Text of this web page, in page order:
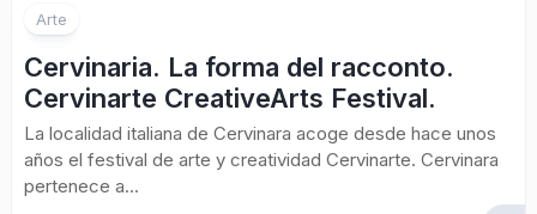
Arte
Cervinaria. La forma del racconto.
Cervinarte CreativeArts Festival.
La localidad italiana de Cervinara acoge desde hace unos
años el festival de arte y creatividad Cervinarte. Cervinara
pertenece a...